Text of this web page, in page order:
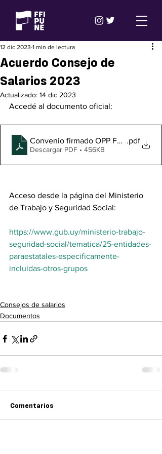
Acuerdo Consejo de
Salarios 2023
12 dic 2023 1 min de lectura
Actualizado: 14 dic 2023
Accedé al documento oficial:
Convenio firmado OPP FFIPUNE 07-
.pdf
Descargar PDF • 456KB
Acceso desde la página del Ministerio
de Trabajo y Seguridad Social:
https://www.gub.uy/ministerio-trabajo-
seguridad-social/tematica/25-entidades-
paraestatales-especificamente-
incluidas-otros-grupos
Consejos de salarios
Documentos
Comentarios